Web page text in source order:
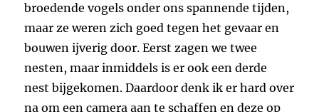
broedende vogels onder ons spannende tijden,
maar ze weren zich goed tegen het gevaar en
bouwen ijverig door. Eerst zagen we twee
nesten, maar inmiddels is er ook een derde
nest bijgekomen. Daardoor denk ik er hard over
na om een camera aan te schaffen en deze op